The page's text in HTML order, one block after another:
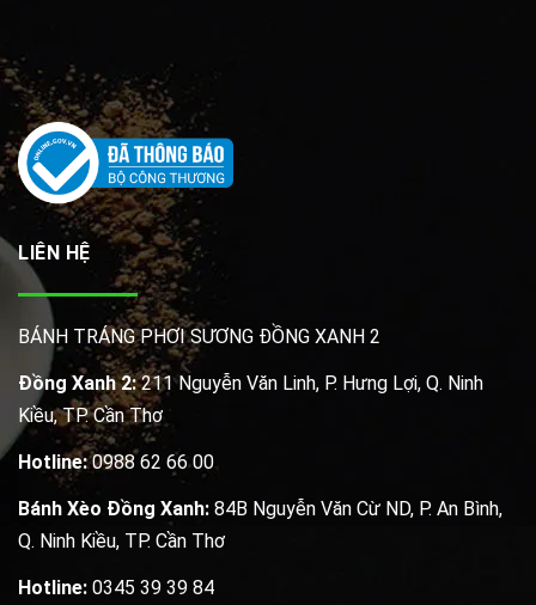
LIÊN HỆ
BÁNH TRÁNG PHƠI SƯƠNG ĐỒNG XANH 2
Đồng Xanh 2:211 Nguyễn Văn Linh, P. Hưng Lợi, Q. Ninh
Kiều, TP. Cần Thơ
Hotline:0988 62 66 00
Bánh Xèo Đồng Xanh: 84B Nguyễn Văn Cừ ND, P. An Bình,
Q. Ninh Kiều, TP. Cần Thơ
Hotline: 0345 39 39 84